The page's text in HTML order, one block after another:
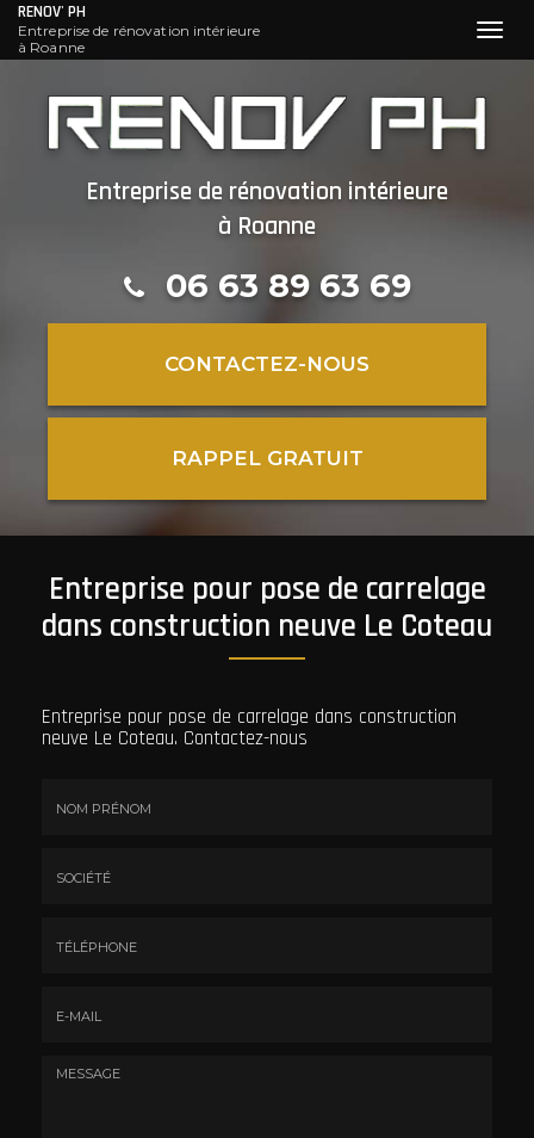
contenu
RENOV' PH
Entreprise de rénovation intérieure
à Roanne
Entreprise de rénovation intérieure
à Roanne
06 63 89 63 69
CONTACTEZ-NOUS
RAPPEL GRATUIT
Entreprise pour pose de carrelage
dans construction neuve Le Coteau
Entreprise pour pose de carrelage dans construction
neuve Le Coteau. Contactez-nous